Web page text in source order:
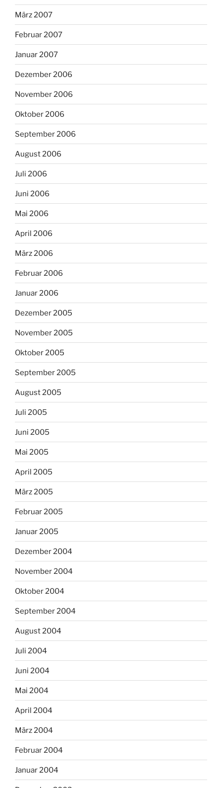
März 2007
Februar 2007
Januar 2007
Dezember 2006
November 2006
Oktober 2006
September 2006
August 2006
Juli 2006
Juni 2006
Mai 2006
April 2006
März 2006
Februar 2006
Januar 2006
Dezember 2005
November 2005
Oktober 2005
September 2005
August 2005
Juli 2005
Juni 2005
Mai 2005
April 2005
März 2005
Februar 2005
Januar 2005
Dezember 2004
November 2004
Oktober 2004
September 2004
August 2004
Juli 2004
Juni 2004
Mai 2004
April 2004
März 2004
Februar 2004
Januar 2004